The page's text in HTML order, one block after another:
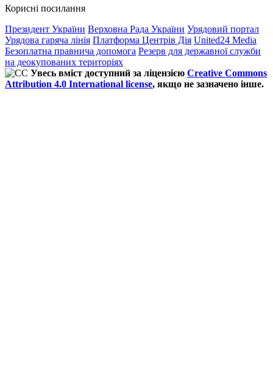
Корисні посилання
Президент України Верховна Рада України Урядовий портал
Урядова гаряча лінія Платформа Центрів Дія United24 Media
Безоплатна правнича допомога Резерв для державної служби
на деокупованих територіях
Увесь вміст доступний за ліцензією Creative Commons
Attribution 4.0 International license, якщо не зазначено інше.